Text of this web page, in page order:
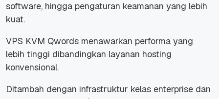
software, hingga pengaturan keamanan yang lebih
kuat.
VPS KVM Qwords menawarkan performa yang
lebih tinggi dibandingkan layanan hosting
konvensional.
Ditambah dengan infrastruktur kelas enterprise dan